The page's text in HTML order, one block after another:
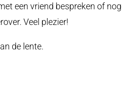
een vriend bespreken of nog
Veel plezier!
de lente.